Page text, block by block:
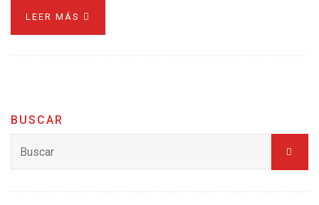
LEER MÁS
BUSCAR